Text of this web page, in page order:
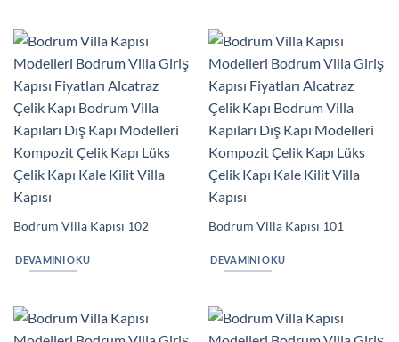
Bodrum Villa Kapısı 102
DEVAMINI OKU
Bodrum Villa Kapısı 101
DEVAMINI OKU